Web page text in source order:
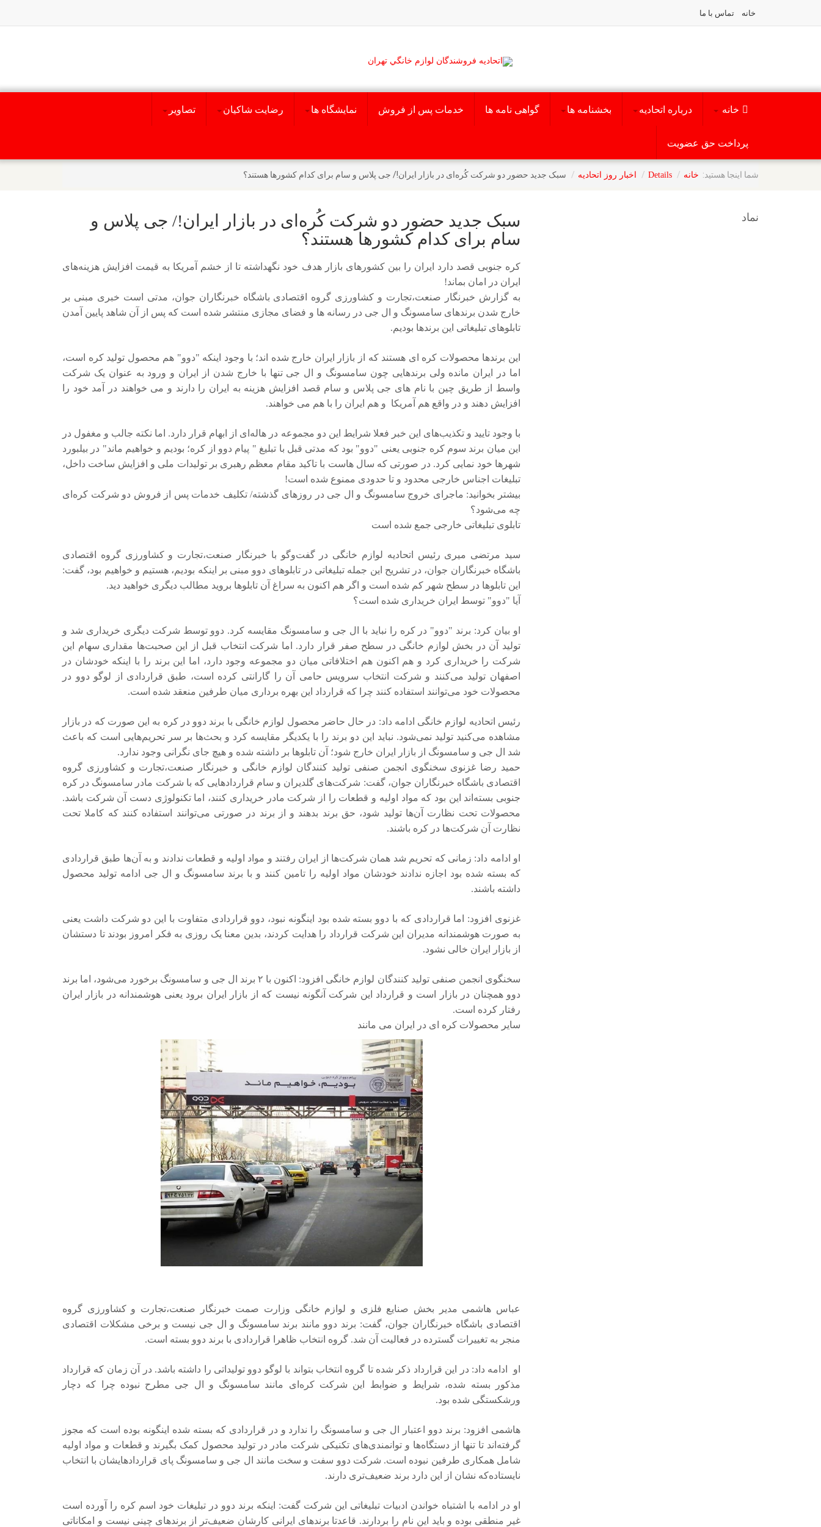
خانه تماس با ما
خانه درباره اتحادیه بخشنامه ها گواهی نامه ها خدمات پس از فروش نمایشگاه ها رضایت شاکیان تصاویر
پرداخت حق عضویت
شما اینجا هستید: خانه Details اخبار روز اتحادیه سبک جدید حضور دو شرکت کُره‌ای‌ در بازار ایران!/ جی پلاس و سام برای کدام کشورها هستند؟
سبک جدید حضور دو شرکت کُره‌ای‌ در بازار ایران!/ جی پلاس و
سام برای کدام کشورها هستند؟
کره جنوبی قصد دارد ایران را بین کشور‌های بازار هدف خود نگهداشته تا از خشم آمریکا به قیمت افزایش هزینه‌های
ایران در امان بماند!
به گزارش خبرنگار صنعت،تجارت و کشاورزی گروه اقتصادی باشگاه خبرنگاران جوان، مدتی است خبری مبنی بر
خارج شدن برندهای سامسونگ و ال جی در رسانه ها و فضای مجازی منتشر شده است که پس از آن شاهد پایین آمدن
تابلوهای تبلیغاتی این برندها بودیم.
این برندها محصولات کره ای هستند که از بازار ایران خارج شده اند؛ با وجود اینکه "دوو" هم محصول تولید کره است،
اما در ایران مانده ولی برندهایی چون سامسونگ و ال جی تنها با خارج شدن از ایران و ورود به عنوان یک شرکت
واسط از طریق چین با نام های جی پلاس و سام قصد افزایش هزینه به ایران را دارند و می خواهند در آمد خود را
افزایش دهند و در واقع هم آمریکا و هم ایران را با هم می خواهند.
با وجود تایید و تکذیب‌های این خبر فعلا شرایط این دو مجموعه در هاله‌ای از ابهام قرار دارد. اما نکته جالب و مغفول در
این میان برند سوم کره جنوبی یعنی "دوو" بود که مدتی قبل با تبلیغ " پیام دوو از کره؛ بودیم و خواهیم ماند" در بیلبورد
شهر‌ها خود نمایی کرد. در صورتی که سال هاست با تاکید مقام معظم رهبری بر تولیدات ملی و افزایش ساخت داخل،
تبلیغات اجناس خارجی محدود و تا حدودی ممنوع شده است!
بیشتر بخوانید: ماجرای خروج سامسونگ و ال جی در روز‌های گذشته/ تکلیف خدمات پس از فروش دو شرکت کره‌ای
چه می‌شود؟
تابلوی تبلیغاتی خارجی جمع شده است
سید مرتضی میری رئیس اتحادیه لوازم خانگی در گفت‌وگو با خبرنگار صنعت،تجارت و کشاورزی گروه اقتصادی
باشگاه خبرنگاران جوان، در تشریح این جمله تبلیغاتی در تابلو‌های دوو مبنی بر اینکه بودیم، هستیم و خواهیم بود، گفت:
این تابلو‌ها در سطح شهر کم شده است و اگر هم اکنون به سراغ آن تابلو‌ها بروید مطالب دیگری خواهید دید.
آیا "دوو" توسط ایران خریداری شده است؟
او بیان کرد: برند "دوو" در کره را نباید با ال جی و سامسونگ مقایسه کرد. دوو توسط شرکت دیگری خریداری شد و
تولید آن در بخش لوازم خانگی در سطح صفر قرار دارد. اما شرکت انتخاب قبل از این صحبت‌ها مقداری سهام این
شرکت را خریداری کرد و هم اکنون هم اختلافاتی میان دو مجموعه وجود دارد، اما این برند را با اینکه خودشان در
اصفهان تولید می‌کنند و شرکت انتخاب سرویس حامی آن را گارانتی کرده است، طبق قراردادی از لوگو دوو در
محصولات خود می‌توانند استفاده کنند چرا که قرارداد این بهره برداری میان طرفین منعقد شده است.
رئیس اتحادیه لوازم خانگی ادامه داد: در حال حاضر محصول لوازم خانگی با برند دوو در کره به این صورت که در بازار
مشاهده می‌کنید تولید نمی‌شود. نباید این دو برند را با یکدیگر مقایسه کرد و بحث‌ها بر سر تحریم‌هایی است که باعث
شد ال جی و سامسونگ از بازار ایران خارج شود؛ آن تابلو‌ها بر داشته شده و هیچ جای نگرانی وجود ندارد.
حمید رضا غزنوی سخنگوی انجمن صنفی تولید کنندگان لوازم خانگی و خبرنگار صنعت،تجارت و کشاورزی گروه
اقتصادی باشگاه خبرنگاران جوان، گفت: شرکت‌های گلدیران و سام قرارداد‌هایی که با شرکت مادر سامسونگ در کره
جنوبی بسته‌اند این بود که مواد اولیه و قطعات را از شرکت مادر خریداری کنند، اما تکنولوژی دست آن شرکت باشد.
محصولات تحت نظارت آن‌ها تولید شود، حق برند بدهند و از برند در صورتی می‌توانند استفاده کنند که کاملا تحت
نظارت آن شرکت‌ها در کره باشند.
او ادامه داد: زمانی که تحریم شد همان شرکت‌ها از ایران رفتند و مواد اولیه و قطعات ندادند و به آن‌ها طبق قراردادی
که بسته شده بود اجازه ندادند خودشان مواد اولیه را تامین کنند و با برند سامسونگ و ال جی ادامه تولید محصول
داشته باشند.
غزنوی افزود: اما قراردادی که با دوو بسته شده بود اینگونه نبود، دوو قراردادی متفاوت با این دو شرکت داشت یعنی
به صورت هوشمندانه مدیران این شرکت قرارداد را هدایت کردند، بدین معنا یک روزی به فکر امروز بودند تا دستشان
از بازار ایران خالی نشود.
سخنگوی انجمن صنفی تولید کنندگان لوازم خانگی افزود: اکنون با ۲ برند ال جی و سامسونگ برخورد می‌شود، اما برند
دوو همچنان در بازار است و قرارداد این شرکت آنگونه نیست که از بازار ایران برود یعنی هوشمندانه در بازار ایران
رفتار کرده است.
سایر محصولات کره ای در ایران می مانند
عباس هاشمی مدیر بخش صنایع فلزی و لوازم خانگی وزارت صمت خبرنگار صنعت،تجارت و کشاورزی گروه
اقتصادی باشگاه خبرنگاران جوان، گفت: برند دوو مانند برند سامسونگ و ال جی نیست و برخی مشکلات اقتصادی
منجر به تغییرات گسترده در فعالیت آن شد. گروه انتخاب ظاهرا قراردادی با برند دوو بسته است.
او ادامه داد: در این قرارداد ذکر شده تا گروه انتخاب بتواند با لوگو دوو تولیداتی را داشته باشد. در آن زمان که قرارداد
مذکور بسته شده، شرایط و ضوابط این شرکت کره‌ای مانند سامسونگ و ال جی مطرح نبوده چرا که دچار
ورشکستگی شده بود.
هاشمی افزود: برند دوو اعتبار ال جی و سامسونگ را ندارد و در قراردادی که بسته شده اینگونه بوده است که مجوز
گرفته‌اند تا تنها از دستگاه‌ها و توانمندی‌های تکنیکی شرکت مادر در تولید محصول کمک بگیرند و قطعات و مواد اولیه
شامل همکاری طرفین نبوده است. شرکت دوو سفت و سخت مانند ال جی و سامسونگ پای قراردادهایشان با انتخاب
نایستاده‌که نشان از این دارد برند ضعیف‌تری دارند.
او در ادامه با اشتباه خواندن ادبیات تبلیغاتی این شرکت گفت: اینکه برند دوو در تبلیغات خود اسم کره را آورده است
غیر منطقی بوده و باید این نام را بردارند. قاعدتا برند‌های ایرانی کارشان ضعیف‌تر از برند‌های چینی نیست و امکاناتی
نماد